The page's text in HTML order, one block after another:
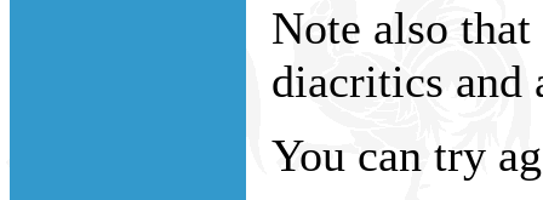
Note also
diacritics and
You can try